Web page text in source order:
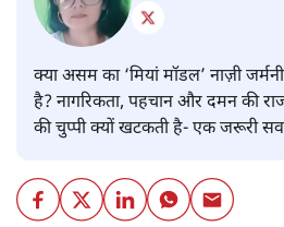
क्या असम का ‘मियां मॉडल’ नाज़ी
है? नागरिकता, पहचान और दमन की
की चुप्पी क्यों खटकती है- एक जरूरी